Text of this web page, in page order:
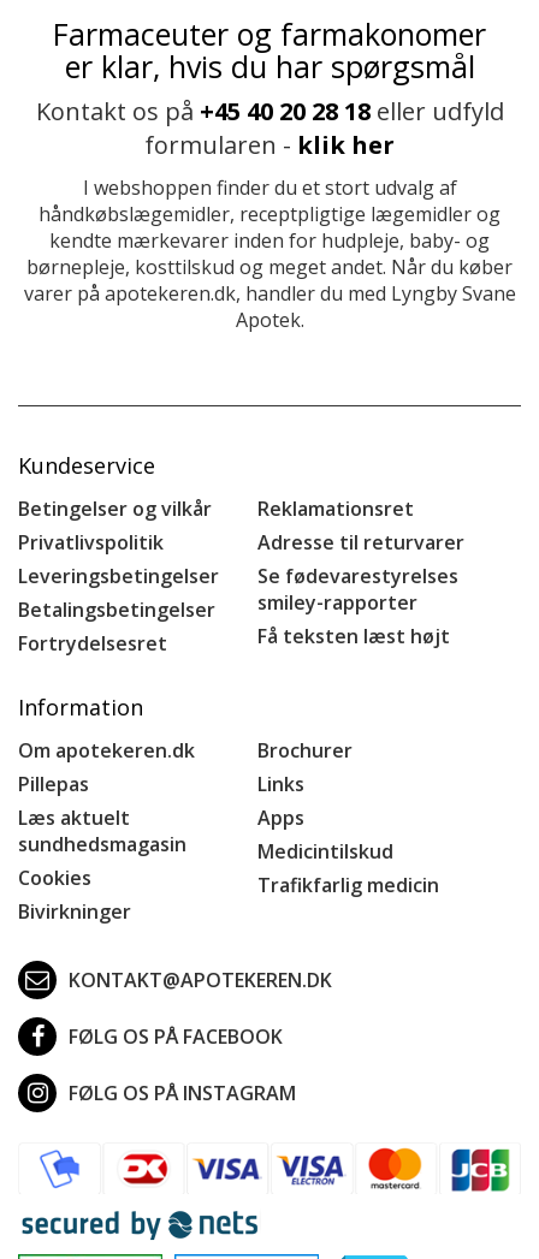
Farmaceuter og farmakonomer
er klar, hvis du har spørgsmål
Kontakt os på +45 40 20 28 18eller udfyld
formularen - klik her
I webshoppen finder du et stort udvalg af
håndkøbslægemidler, receptpligtige lægemidler og
kendte mærkevarer inden for hudpleje, baby- og
børnepleje, kosttilskud og meget andet. Når du køber
varer på apotekeren.dk, handler du med Lyngby Svane
Apotek.
Kundeservice
Betingelser og vilkår
Privatlivspolitik
Leveringsbetingelser
Betalingsbetingelser
Fortrydelsesret
Reklamationsret
Adresse til returvarer
Se fødevarestyrelses
smiley-rapporter
Få teksten læst højt
Information
Om apotekeren.dk
Pillepas
Læs aktuelt
sundhedsmagasin
Cookies
Bivirkninger
Brochurer
Links
Apps
Medicintilskud
Trafikfarlig medicin
KONTAKT@APOTEKEREN.DK
FØLG OS PÅ FACEBOOK
FØLG OS PÅ INSTAGRAM